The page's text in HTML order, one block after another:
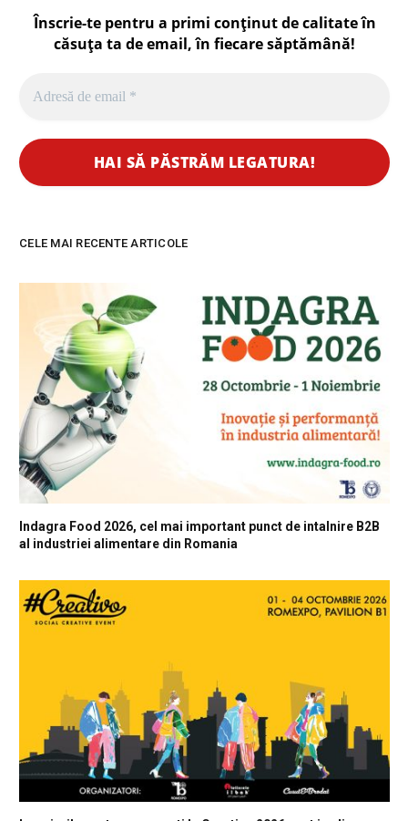
Înscrie-te pentru a primi conținut de calitate în
căsuța ta de email, în fiecaresăptămână!
CELE MAI RECENTE ARTICOLE
Indagra Food 2026, cel mai important punct de intalnire B2B
al industriei alimentare din Romania